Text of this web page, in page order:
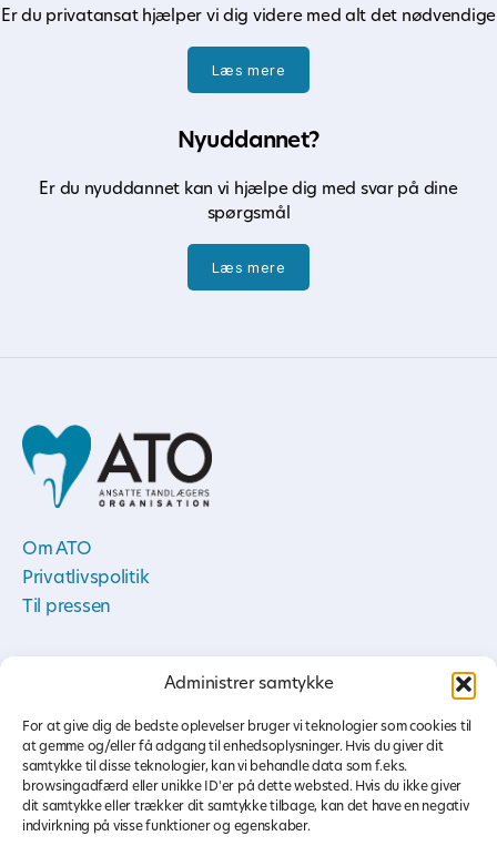
Administrer samtykke
For at give dig de bedste oplevelser bruger vi teknologier som cookies til
at gemme og/eller få adgang til enhedsoplysninger. Hvis du giver dit
samtykke til disse teknologier, kan vi behandle data som f.eks.
browsingadfærd eller unikke ID'er på dette websted. Hvis du ikke giver
dit samtykke eller trækker dit samtykke tilbage, kan det have en negativ
indvirkning på visse funktioner og egenskaber.
Er du privatansat hjælper vi dig videre med alt det nødvendige
Læs mere
Nyuddannet?
Er du nyuddannet kan vi hjælpe dig med svar på dine
spørgsmål
Læs mere
Om ATO
Privatlivspolitik
Til pressen
Kontakt os
Peter Bangs Vej 30, 4 - 2000 Frederiksberg
|
info@ato.dk
| CVR nr.: 55189412